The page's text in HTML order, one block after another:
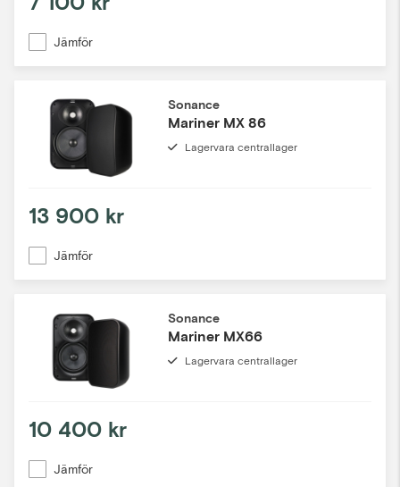
Jämför
Sonance
Mariner MX 86
Lagervara centrallager
13 900 kr
Jämför
Sonance
Mariner MX66
Lagervara centrallager
10 400 kr
Jämför